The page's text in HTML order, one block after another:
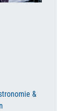
&